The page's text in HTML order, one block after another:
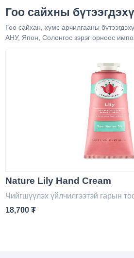
Гоо сайхны
Гоо сайхан, хумс арчилгааны
АНУ, Япон, Солонгос зэрэг орноос
Nature Lily Hand Cream
Чийгшүүлэх үйлчилгээтэй гарын
18,700 ₮